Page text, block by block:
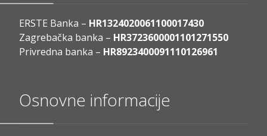
ERSTE Banka – HR1324020061100017430
Zagrebačka banka – HR3723600001101271550
Privredna banka – HR8923400091110126961
Osnovne informacije